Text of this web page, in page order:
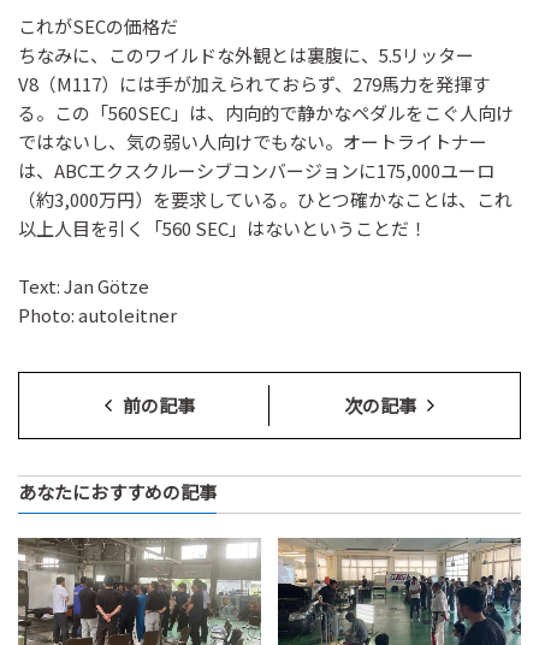
これがSECの価格だ
ちなみに、このワイルドな外観とは裏腹に、5.5リッター
V8（M117）には手が加えられておらず、279馬力を発揮す
る。この「560SEC」は、内向的で静かなペダルをこぐ人向け
ではないし、気の弱い人向けでもない。オートライトナー
は、ABCエクスクルーシブコンバージョンに175,000ユーロ
（約3,000万円）を要求している。ひとつ確かなことは、これ
以上人目を引く「560 SEC」はないということだ！
Text: Jan Götze
Photo: autoleitner
前の記事 次の記事
あなたにおすすめの記事